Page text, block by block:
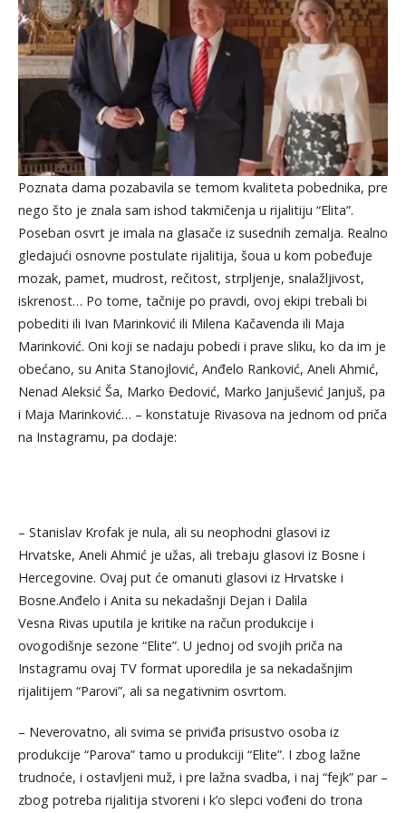
Poznata dama pozabavila se temom kvaliteta pobednika, pre
nego što je znala sam ishod takmičenja u rijalitiju “Elita”.
Poseban osvrt je imala na glasače iz susednih zemalja. Realno
gledajući osnovne postulate rijalitija, šoua u kom pobeđuje
mozak, pamet, mudrost, rečitost, strpljenje, snalažljivost,
iskrenost… Po tome, tačnije po pravdi, ovoj ekipi trebali bi
pobediti ili Ivan Marinković ili Milena Kačavenda ili Maja
Marinković. Oni koji se nadaju pobedi i prave sliku, ko da im je
obećano, su Anita Stanojlović, Anđelo Ranković, Aneli Ahmić,
Nenad Aleksić Ša, Marko Đedović, Marko Janjušević Janjuš, pa
i Maja Marinković… – konstatuje Rivasova na jednom od priča
na Instagramu, pa dodaje:
– Stanislav Krofak je nula, ali su neophodni glasovi iz
Hrvatske, Aneli Ahmić je užas, ali trebaju glasovi iz Bosne i
Hercegovine. Ovaj put će omanuti glasovi iz Hrvatske i
Bosne.Anđelo i Anita su nekadašnji Dejan i Dalila
Vesna Rivas uputila je kritike na račun produkcije i
ovogodišnje sezone “Elite”. U jednoj od svojih priča na
Instagramu ovaj TV format uporedila je sa nekadašnjim
rijalitijem “Parovi”, ali sa negativnim osvrtom.
– Neverovatno, ali svima se priviđa prisustvo osoba iz
produkcije “Parova” tamo u produkciji “Elite”. I zbog lažne
trudnoće, i ostavljeni muž, i pre lažna svadba, i naj “fejk” par –
zbog potreba rijalitija stvoreni i k’o slepci vođeni do trona